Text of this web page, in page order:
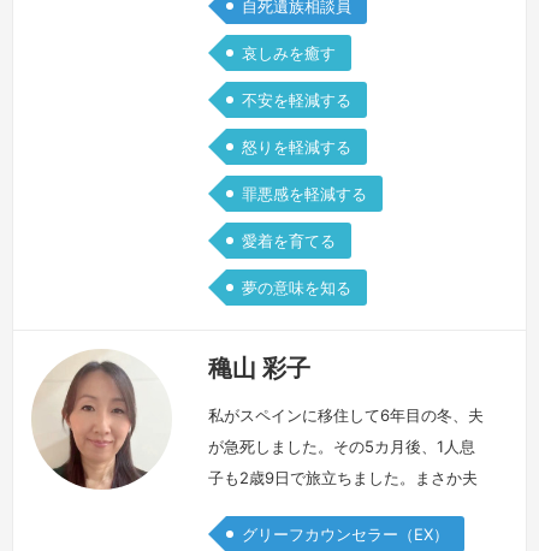
自死遺族相談員
哀しみを癒す
不安を軽減する
怒りを軽減する
罪悪感を軽減する
愛着を育てる
夢の意味を知る
穐山 彩子
私がスペインに移住して6年目の冬、夫
が急死しました。その5カ月後、1人息
子も2歳9日で旅立ちました。まさか夫
なくなるなんて…これが私の現実なの
グリーフカウンセラー（EX）